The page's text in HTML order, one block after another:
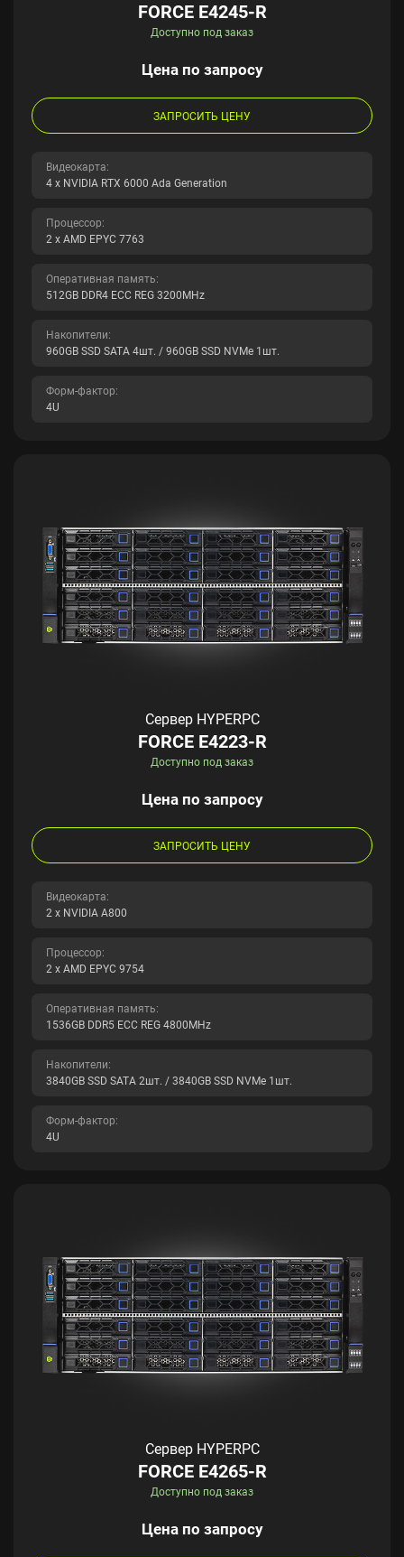
FORCE E4245-R
Доступно под заказ
Цена по запросу
ЗАПРОСИТЬ ЦЕНУ
Видеокарта:
4 x NVIDIA RTX 6000 Ada Generation
Процессор:
2 x AMD EPYC 7763
Оперативная память:
512GB DDR4 ECC REG 3200MHz
Накопители:
960GB SSD SATA 4шт. / 960GB SSD NVMe 1шт.
Форм-фактор:
4U
Сервер HYPERPC
FORCE E4223-R
Доступно под заказ
Цена по запросу
ЗАПРОСИТЬ ЦЕНУ
Видеокарта:
2 x NVIDIA A800
Процессор:
2 x AMD EPYC 9754
Оперативная память:
1536GB DDR5 ECC REG 4800MHz
Накопители:
3840GB SSD SATA 2шт. / 3840GB SSD NVMe 1шт.
Форм-фактор:
4U
Сервер HYPERPC
FORCE E4265-R
Доступно под заказ
Цена по запросу